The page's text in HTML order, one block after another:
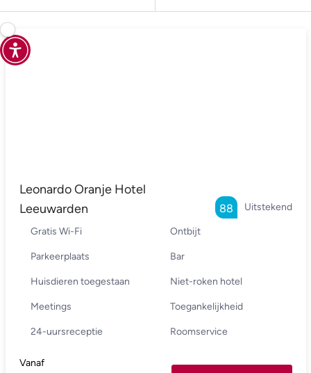
Leonardo Oranje Hotel
Leeuwarden
Uitstekend
88
Gratis Wi-Fi Ontbijt
Parkeerplaats Bar
Huisdieren toegestaan Niet-roken hotel
Meetings Toegankelijkheid
24-uursreceptie Roomservice
Vanaf